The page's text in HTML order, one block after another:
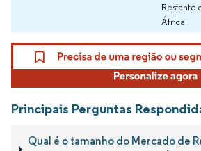
Restante
África
Principais Perguntas
Qual é o tamanho do Mercado de